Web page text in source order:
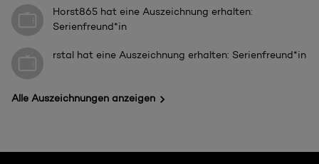
Horst865 hat eine Auszeichnung erhalten:
Serienfreund*in
rstal hat eine Auszeichnung erhalten: Serienfreund*in
Alle Auszeichnungen anzeigen